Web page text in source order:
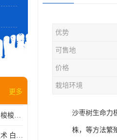
更多
供应梭梭苗 高度50公分梭梭种苗基地 一手货源无中介
白刺苗基地 白刺育苗技术 白刺苗产地
优势
可售地
价格
栽培环境
沙枣树生命力
株，等方法繁